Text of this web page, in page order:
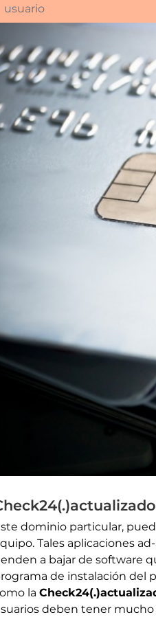
usuario
dominio particular,
Tales aplicaciones
a bajar de software
de instalación del
la
deben tener